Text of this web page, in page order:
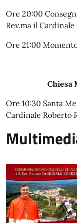
Ore 20:00
Rev.ma il
Ore 21:00
Chiesa
Ore 10:30 Santa
Cardinale Roberto